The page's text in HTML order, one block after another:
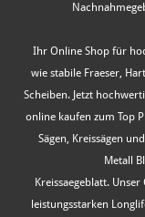
Ihr Online Shop für
wie stabile Fraeser,
Scheiben. Jetzt
online kaufen zum Top
Sägen, Kreissägen
Metall
Kreissaegeblatt.
leistungsstarken